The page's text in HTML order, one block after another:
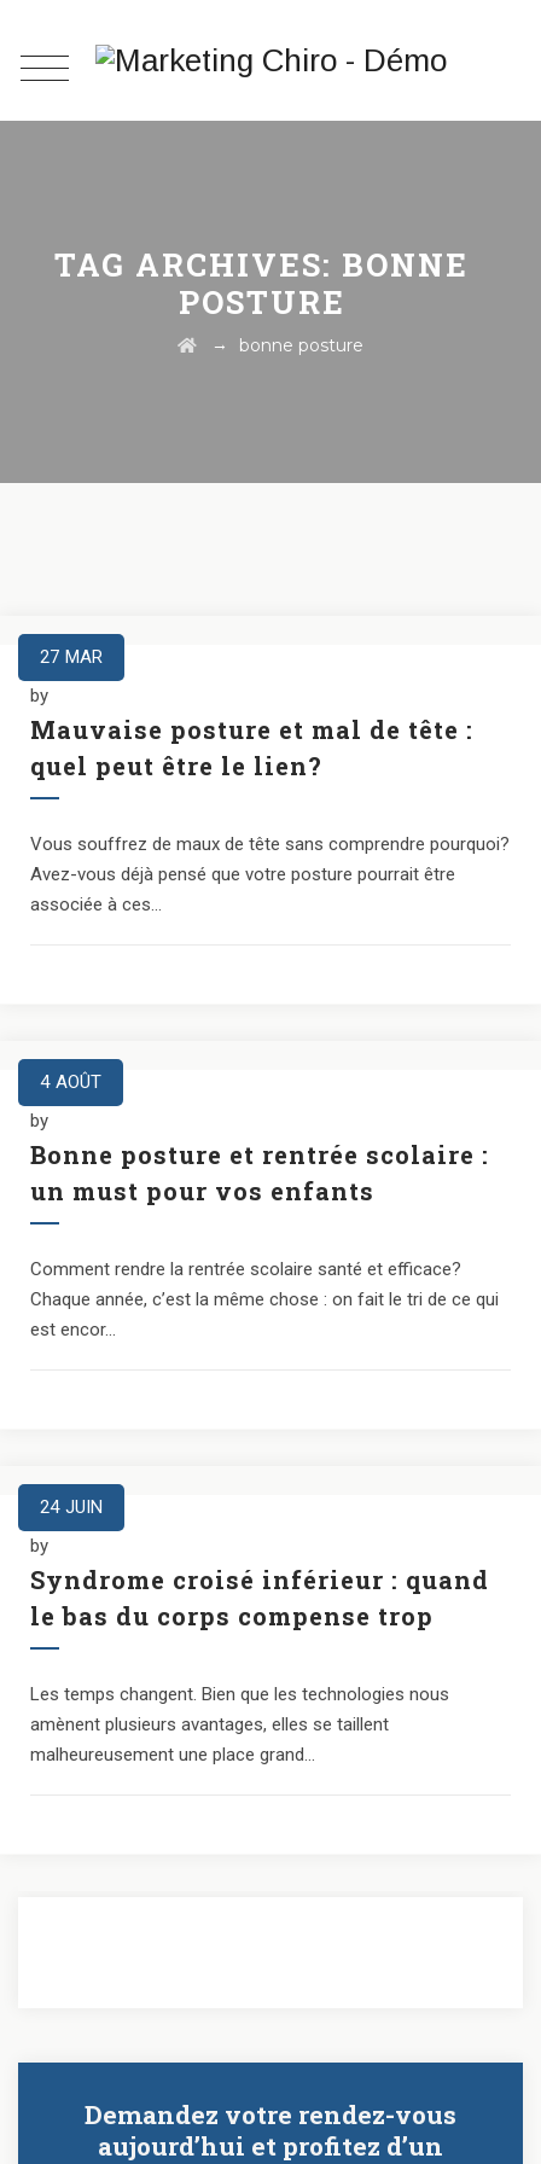
TAG ARCHIVES: BONNE
POSTURE
→ bonne posture
27 MAR
by
Mauvaise posture et mal de tête :
quel peut être le lien?
Vous souffrez de maux de tête sans comprendre pourquoi?
Avez-vous déjà pensé que votre posture pourrait être
associée à ces...
4 AOÛT
by
Bonne posture et rentrée scolaire :
un must pour vos enfants
Comment rendre la rentrée scolaire santé et efficace?
Chaque année, c’est la même chose : on fait le tri de ce qui
est encor...
24 JUIN
by
Syndrome croisé inférieur : quand
le bas du corps compense trop
Les temps changent. Bien que les technologies nous
amènent plusieurs avantages, elles se taillent
malheureusement une place grand...
Demandez votre rendez-vous
aujourd’hui et profitez d’un